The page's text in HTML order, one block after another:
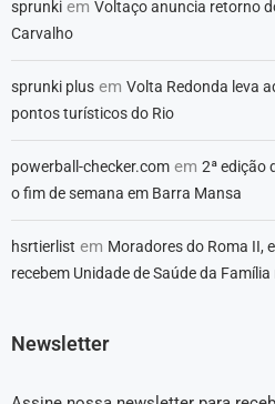
sprunki em Voltaço anuncia retorno
Carvalho
sprunki plus em Volta Redonda leva
pontos turísticos do Rio
powerball-checker.com em 2ª edição
o fim de semana em Barra Mansa
hsrtierlist em Moradores do Roma II,
recebem Unidade de Saúde da
Newsletter